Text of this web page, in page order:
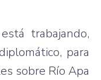
trabajando,
para
sobre Río Apa